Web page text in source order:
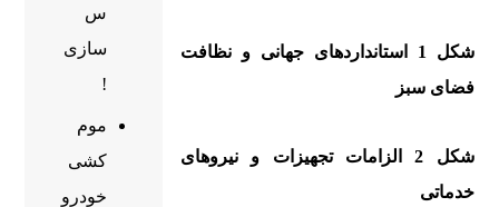
شکل 1 استانداردهای جهانی و نظافت
فضای سبز
شکل 2 الزامات تجهیزات و نیروهای
خدماتی
س
سازی
!
موم
کشی
خودرو